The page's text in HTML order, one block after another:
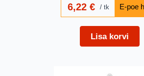
6,22€ tk
Lisa korvi